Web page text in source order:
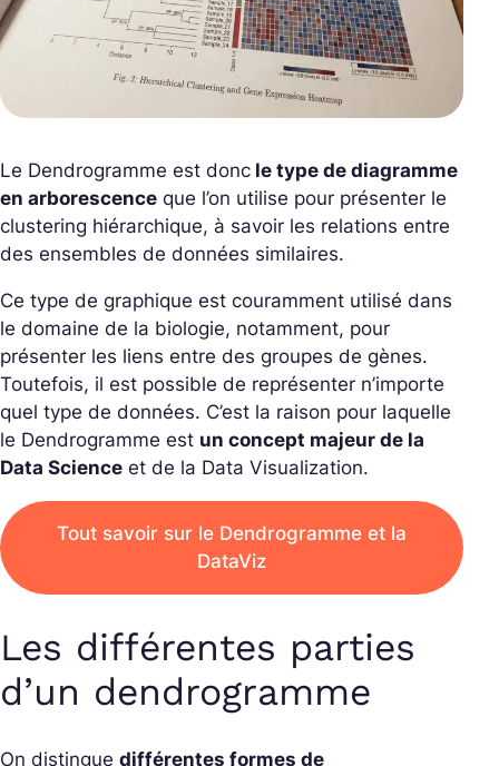
Le Dendrogramme est donc le type de diagramme
en arborescence que l’on utilise pour présenter le
clustering hiérarchique, à savoir les relations entre
des ensembles de données similaires.
Ce type de graphique est couramment utilisé dans
le domaine de la biologie, notamment, pour
présenter les liens entre des groupes de gènes.
Toutefois, il est possible de représenter n’importe
quel type de données. C’est la raison pour laquelle
le Dendrogramme est un concept majeur de la
Data Science et de la Data Visualization.
Tout savoir sur le Dendrogramme et la
DataViz
Les différentes parties
d’un dendrogramme
On distingue différentes formes de